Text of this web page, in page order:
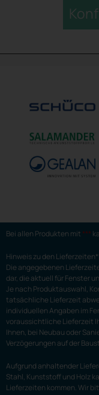
Bei allen Produkten mit ***
Hinweis zu den
Die angegebenen
dar, die aktuell für Fenster
Je nach Produktauswahl,
tatsächliche Lieferzeit
individuellen Angaben im
voraussichtliche Lieferzeit
Ihnen, bei Neubau oder
Verzögerungen auf der
Aufgrund anhaltender
Stahl, Kunststoff und Holz
Lieferzeiten kommen. Wir